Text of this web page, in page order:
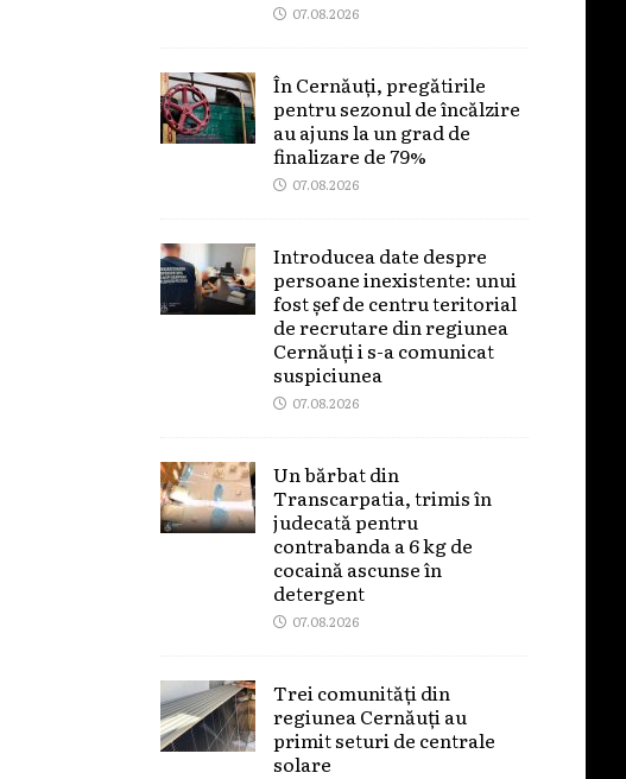
07.08.2026
În Cernăuți, pregătirile
pentru sezonul de încălzire
au ajuns la un grad de
finalizare de 79%
07.08.2026
Introducea date despre
persoane inexistente: unui
fost șef de centru teritorial
de recrutare din regiunea
Cernăuți i s-a comunicat
suspiciunea
07.08.2026
Un bărbat din
Transcarpatia, trimis în
judecată pentru
contrabanda a 6 kg de
cocaină ascunse în
detergent
07.08.2026
Trei comunități din
regiunea Cernăuți au
primit seturi de centrale
solare